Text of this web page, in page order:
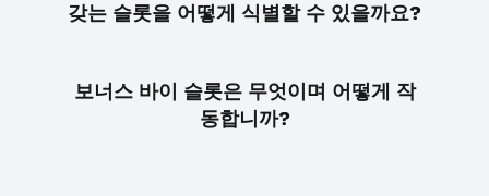
갖는 슬롯을 어떻게 식별할 수 있을까요?
보너스 바이 슬롯은 무엇이며 어떻게 작
동합니까?